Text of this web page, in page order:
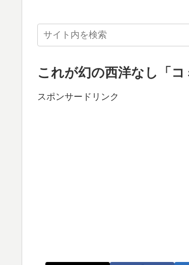
これが幻の西洋なし「コ
スポンサードリンク